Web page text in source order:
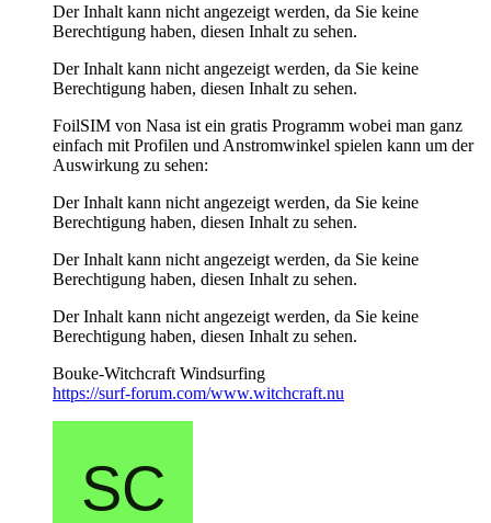
Der Inhalt kann nicht angezeigt werden, da Sie keine
Berechtigung haben, diesen Inhalt zu sehen.
Der Inhalt kann nicht angezeigt werden, da Sie keine
Berechtigung haben, diesen Inhalt zu sehen.
FoilSIM von Nasa ist ein gratis Programm wobei man ganz
einfach mit Profilen und Anstromwinkel spielen kann um der
Auswirkung zu sehen:
Der Inhalt kann nicht angezeigt werden, da Sie keine
Berechtigung haben, diesen Inhalt zu sehen.
Der Inhalt kann nicht angezeigt werden, da Sie keine
Berechtigung haben, diesen Inhalt zu sehen.
Der Inhalt kann nicht angezeigt werden, da Sie keine
Berechtigung haben, diesen Inhalt zu sehen.
Bouke-Witchcraft Windsurfing
https://surf-forum.com/www.witchcraft.nu